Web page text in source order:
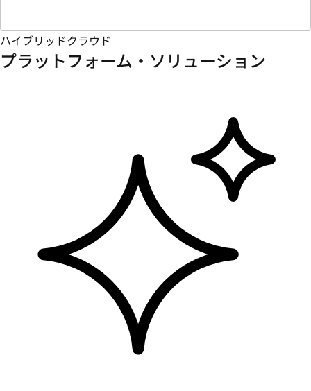
ハイブリッドクラウド
プラットフォーム・ソリューション